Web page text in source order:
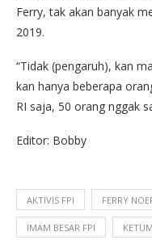
Ferry, tak akan banyak
2019.
“Tidak (pengaruh), kan
kan hanya beberapa
RI saja, 50 orang nggak
Editor: Bobby
AKTIVIS FPI FERRY
IMAM BESAR FPI